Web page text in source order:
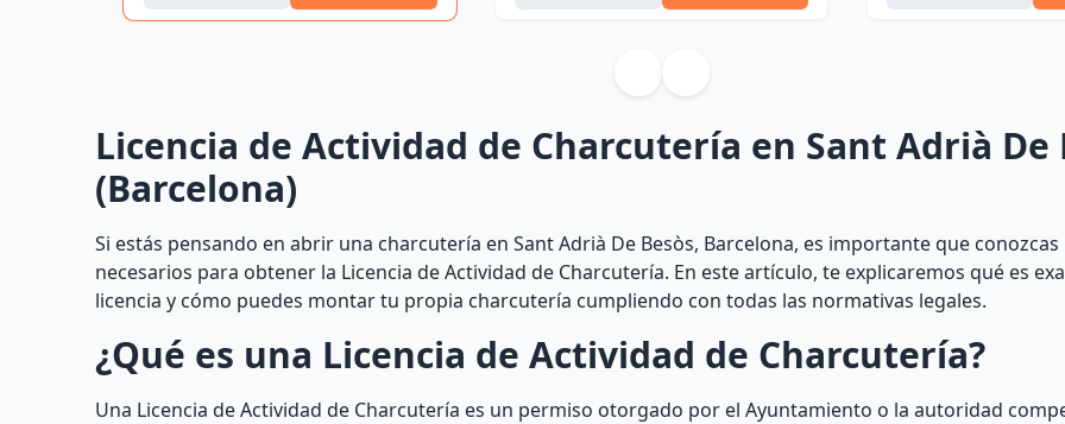
Licencia de Actividad de Charcutería en Sant Adrià De
(Barcelona)
Si estás pensando en abrir una charcutería en Sant Adrià De Besòs, Barcelona, es importante que
necesarios para obtener la Licencia de Actividad de Charcutería. En este artículo, te explicaremos qué es
licencia y cómo puedes montar tu propia charcutería cumpliendo con todas las normativas legales.
¿Qué es una Licencia de Actividad de Charcutería?
Una Licencia de Actividad de Charcutería es un permiso otorgado por el Ayuntamiento o la autoridad